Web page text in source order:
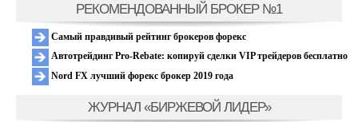
РЕКОМЕНДОВАННЫЙ БРОКЕР №1
Самый правдивый рейтинг брокеров форекс
Автотрейдинг Pro-Rebate: копируй сделки VIP трейдеров бесплатно
Nord FX лучший форекс брокер 2019 года
ЖУРНАЛ «БИРЖЕВОЙ ЛИДЕР»